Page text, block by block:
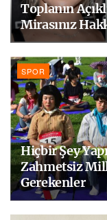
Toplanın
Mirasınız
SPOR
Hiçbir Şey
Zahmetsiz
Gerekenler